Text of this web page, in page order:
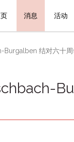
消息 活动
结对六十周